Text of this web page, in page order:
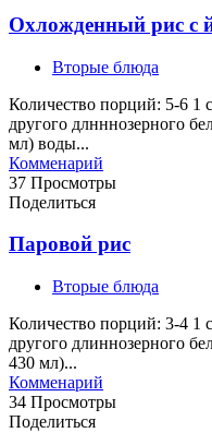
Охложденный рис с
Вторые блюда
Количество порций: 5-6 1
другого длнннозерного
мл) воды...
Комменарий
37 Просмотры
Поделиться
Паровой рис
Вторые блюда
Количество порций: 3-4 1
другого длиннозерного
430 мл)...
Комменарий
34 Просмотры
Поделиться